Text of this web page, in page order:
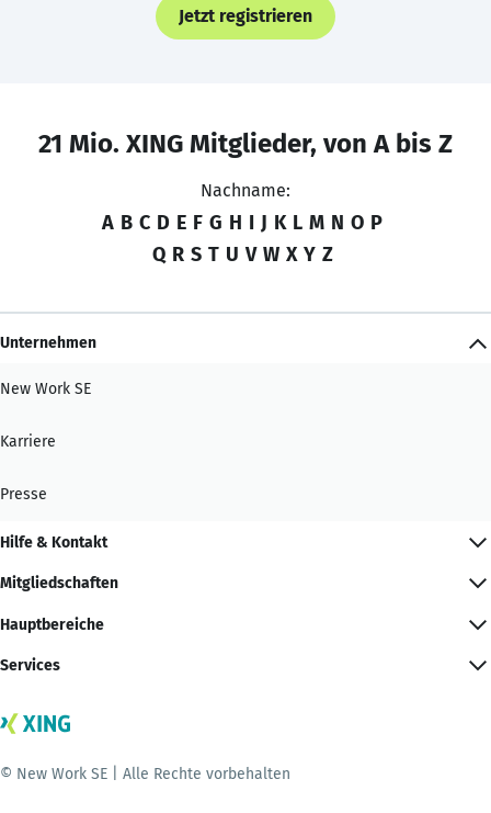
Jetzt registrieren
21 Mio. XING Mitglieder, von A bis Z
Nachname:
A B C D E F G H I J K L M N O P
Q R S T U V W X Y Z
Unternehmen
New Work SE
Karriere
Presse
Hilfe & Kontakt
Mitgliedschaften
Hauptbereiche
Services
© New Work SE | Alle Rechte vorbehalten